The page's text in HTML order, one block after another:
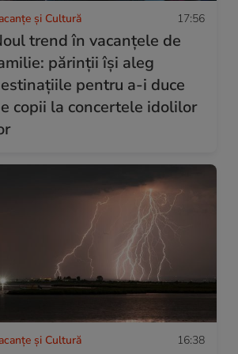
și Cultură 17:56
trend în vacanțele de
părinții își aleg
pentru a-i duce
copii la concertele idolilor
și Cultură 16:38